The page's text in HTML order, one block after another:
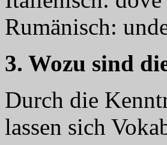
Rumänisch:
3. Wozu sind
Durch die
lassen sich